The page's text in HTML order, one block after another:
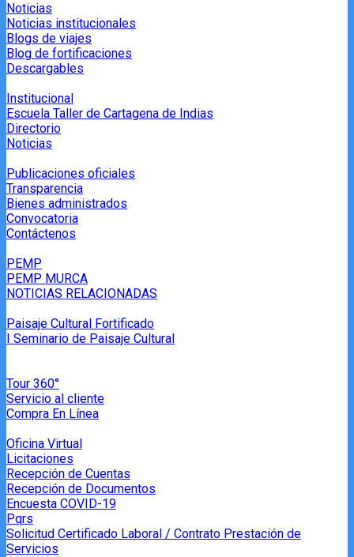
Noticias
Noticias institucionales
Blogs de viajes
Blog de fortificaciones
Descargables
Institucional
Escuela Taller de Cartagena de Indias
Directorio
Noticias
Publicaciones oficiales
Transparencia
Bienes administrados
Convocatoria
Contáctenos
PEMP
PEMP MURCA
NOTICIAS RELACIONADAS
Paisaje Cultural Fortificado
I Seminario de Paisaje Cultural
Tour 360°
Servicio al cliente
Compra En Línea
Oficina Virtual
Licitaciones
Recepción de Cuentas
Recepción de Documentos
Encuesta COVID-19
Pqrs
Solicitud Certificado Laboral / Contrato Prestación de
Servicios